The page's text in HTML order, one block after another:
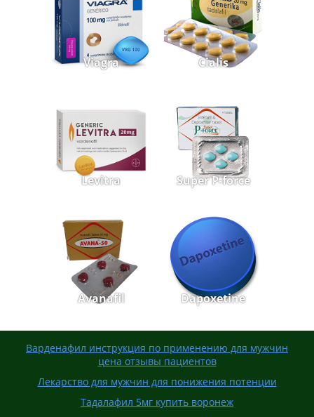
Viagra Cialis
Levitra Super P-force
Avanafil Dapoxetine
Варденафил инструкция по применению для мужчин
цена отзывы пациентов
Лекарство для мужчин для понижения потенции
Тадалафил 5мг купить воронеж